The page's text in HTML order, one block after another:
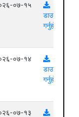
०७-१५
डाउनलोड
गर्नुहोस्
०७-१४
डाउनलोड
गर्नुहोस्
०७-१३